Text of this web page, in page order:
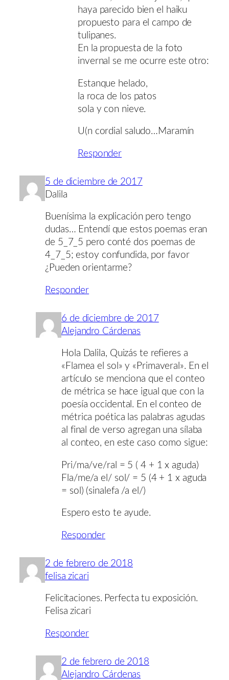
haya parecido bien el haiku
propuesto para el campo de
tulipanes.
En la propuesta de la foto
invernal se me ocurre este otro:
Estanque helado,
la roca de los patos
sola y con nieve.
U(n cordial saludo…Maramín
Responder
5 de diciembre de 2017
Dalila
Buenísima la explicación pero tengo
dudas… Entendí que estos poemas eran
de 5_7_5 pero conté dos poemas de
4_7_5; estoy confundida, por favor
¿Pueden orientarme?
Responder
6 de diciembre de 2017
Alejandro Cárdenas
Hola Dalila, Quizás te refieres a
«Flamea el sol» y «Primaveral». En el
artículo se menciona que el conteo
de métrica se hace igual que con la
poesía occidental. En el conteo de
métrica poética las palabras agudas
al final de verso agregan una sílaba
al conteo, en este caso como sigue:
Pri/ma/ve/ral = 5 ( 4 + 1 x aguda)
Fla/me/a el/ sol/ = 5 (4 + 1 x aguda
= sol) (sinalefa /a el/)
Espero esto te ayude.
Responder
2 de febrero de 2018
felisa zicari
Felicitaciones. Perfecta tu exposición.
Felisa zicari
Responder
2 de febrero de 2018
Alejandro Cárdenas